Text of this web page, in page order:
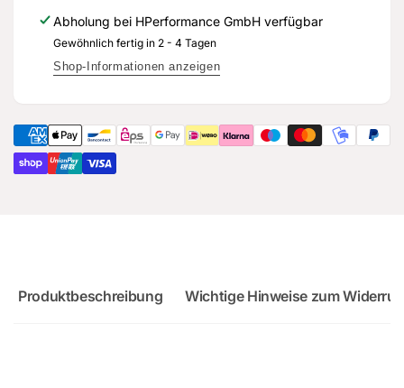
Original
Ersatzteil
für
-
Original
Ersatzteil
RS3
Sportback
Abholung bei HPerformance GmbH verfügbar
Gewöhnlich fertig in 2 - 4 Tagen
Shop-Informationen anzeigen
Produktbeschreibung Wichtige Hinweise zum